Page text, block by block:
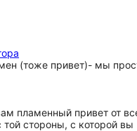
(тоже привет)- мы
пламенный привет от
стороны, с которой